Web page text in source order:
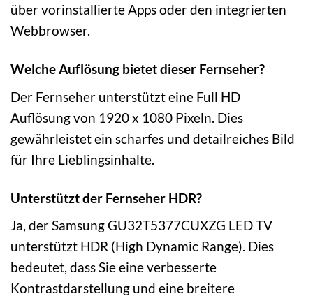
über vorinstallierte Apps oder den integrierten
Webbrowser.
Welche Auflösung bietet dieser Fernseher?
Der Fernseher unterstützt eine Full HD
Auflösung von 1920 x 1080 Pixeln. Dies
gewährleistet ein scharfes und detailreiches Bild
für Ihre Lieblingsinhalte.
Unterstützt der Fernseher HDR?
Ja, der Samsung GU32T5377CUXZG LED TV
unterstützt HDR (High Dynamic Range). Dies
bedeutet, dass Sie eine verbesserte
Kontrastdarstellung und eine breitere